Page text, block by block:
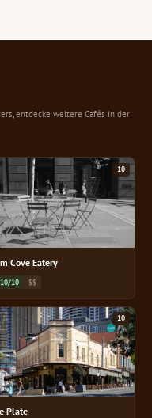
entdecke weitere Cafés in der
10
Cove Eatery
10/10 $$
10
Plate